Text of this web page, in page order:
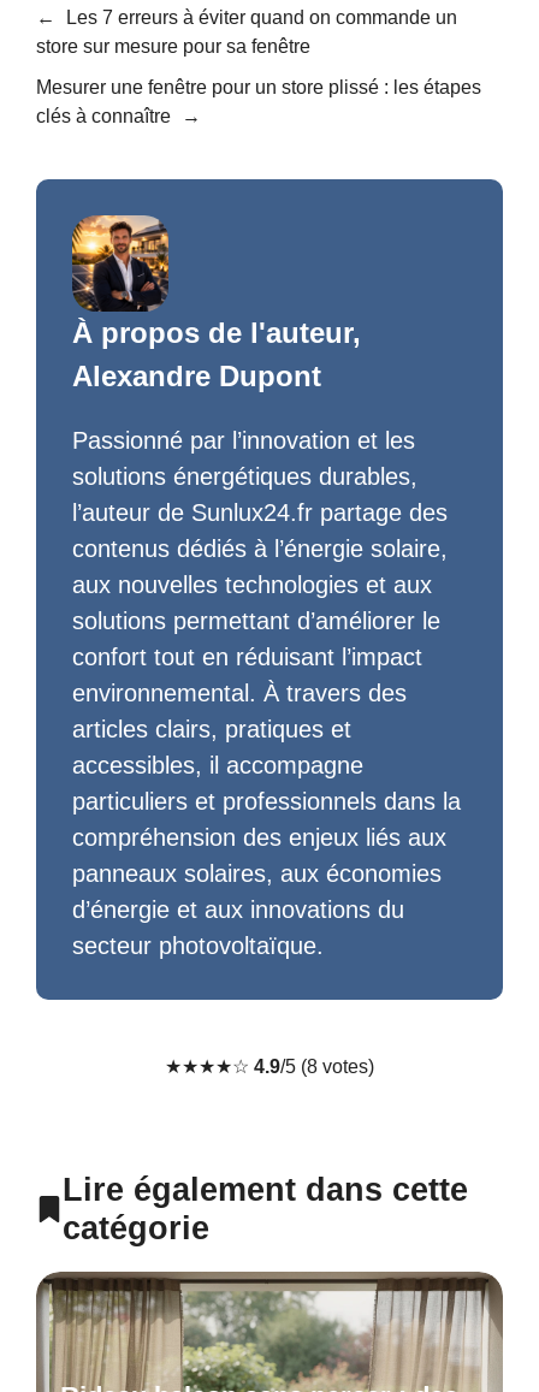
←
Les 7 erreurs à éviter quand on commande un
store sur mesure pour sa fenêtre
Mesurer une fenêtre pour un store plissé : les étapes
clés à connaître
→
À propos de l'auteur,
Alexandre Dupont
Passionné par l’innovation et les
solutions énergétiques durables,
l’auteur de Sunlux24.fr partage des
contenus dédiés à l’énergie solaire,
aux nouvelles technologies et aux
solutions permettant d’améliorer le
confort tout en réduisant l’impact
environnemental. À travers des
articles clairs, pratiques et
accessibles, il accompagne
particuliers et professionnels dans la
compréhension des enjeux liés aux
panneaux solaires, aux économies
d’énergie et aux innovations du
secteur photovoltaïque.
★★★★☆ 4.9/5 (8 votes)
Lire également dans cette
catégorie